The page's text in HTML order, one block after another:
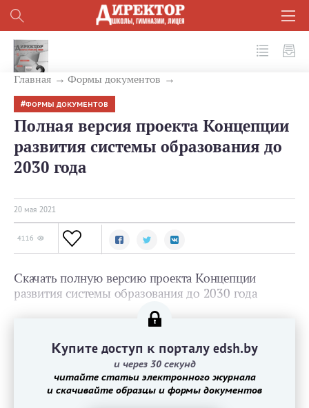
Главная Формы документов
ФОРМЫ ДОКУМЕНТОВ
Полная версия проекта Концепции
развития системы образования до
2030 года
20 мая 2021
4116
Скачать полную версию проекта Концепции
развития системы образования до 2030 года
Купите доступ к порталу edsh.by
и через 30 секунд
читайте статьи электронного журнала
и скачивайте образцы и формы документов